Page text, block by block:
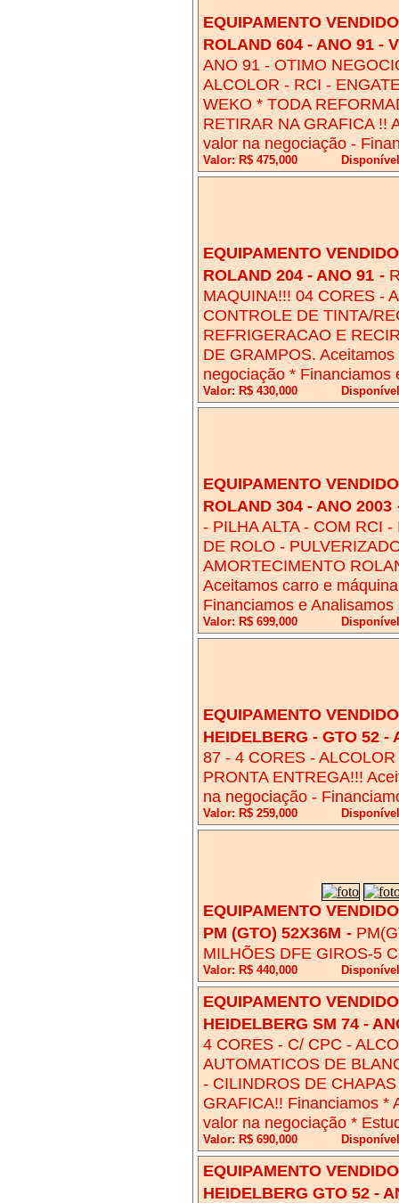
EQUIPAMENTO
ROLAND 604 - ANO 91 -
ANO 91 - OTIMO
ALCOLOR - RCI -
WEKO * TODA
RETIRAR NA GRAFICA !!
valor na negociação -
Valor: R$ 475,000
EQUIPAMENTO
ROLAND 204 - ANO 91 -
MAQUINA!!! 04 CORES -
CONTROLE DE TINTA/
REFRIGERACAO E
DE GRAMPOS.
negociação * Financiamos
Valor: R$ 430,000
EQUIPAMENTO
ROLAND 304 - ANO 2003
- PILHA ALTA - COM RCI
DE ROLO -
AMORTECIMENTO
Aceitamos carro e
Financiamos e
Valor: R$ 699,000
EQUIPAMENTO
HEIDELBERG - GTO 52 -
87 - 4 CORES -
PRONTA ENTREGA!!!
na negociação -
Valor: R$ 259,000
EQUIPAMENTO
PM (GTO) 52X36M -
MILHÕES DFE GIROS-5
Valor: R$ 440,000
EQUIPAMENTO
HEIDELBERG SM 74 -
4 CORES - C/ CPC -
AUTOMATICOS DE
- CILINDROS DE
GRAFICA!! Financiamos *
valor na negociação *
Valor: R$ 690,000
EQUIPAMENTO
HEIDELBERG GTO 52 -